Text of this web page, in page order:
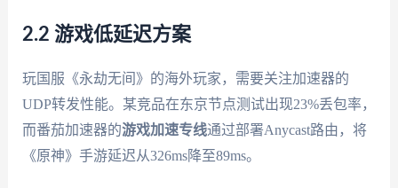
2.2 游戏低延迟方案
玩国服《永劫无间》的海外玩家，需要关注加速器的
UDP转发性能。某竞品在东京节点测试出现23%丢包率，
而番茄加速器的游戏加速专线通过部署Anycast路由，将
《原神》手游延迟从326ms降至89ms。